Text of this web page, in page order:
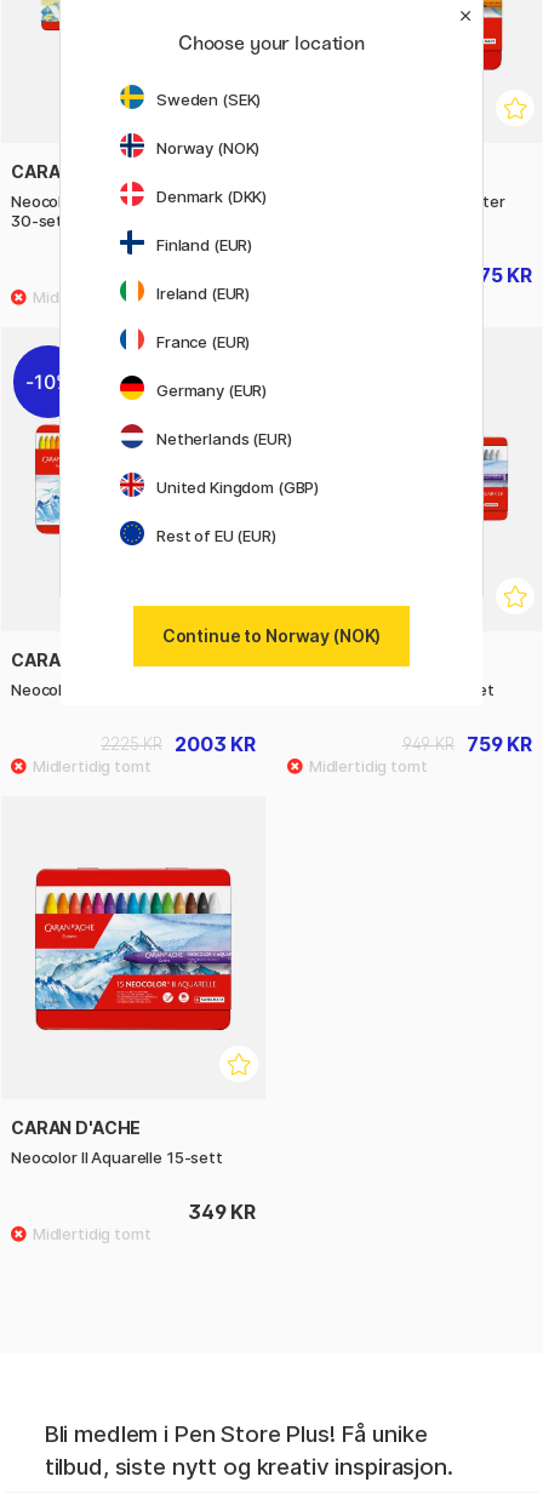
CARAN D'ACHE
Neocolor I Pastellfargestifter
30-sett
690 KR
Neocolor I Pastellfargestifter
375 KR
10%
CARAN D'ACHE
Neocolor II Aquarelle 84-set
2003 KR
2225 KR
Neocolor II Aquarelle 30-set
759 KR
949 KR
CARAN D'ACHE
Neocolor II Aquarelle 15-sett
349 KR
Bli medlem i Pen Store Plus! Få unike
tilbud, siste nytt og kreativ inspirasjon.
Choose your location
Sweden (SEK)
Norway (NOK)
Denmark (DKK)
Finland (EUR)
Ireland (EUR)
France (EUR)
Germany (EUR)
Netherlands (EUR)
United Kingdom (GBP)
Rest of EU (EUR)
Continue to Norway (NOK)